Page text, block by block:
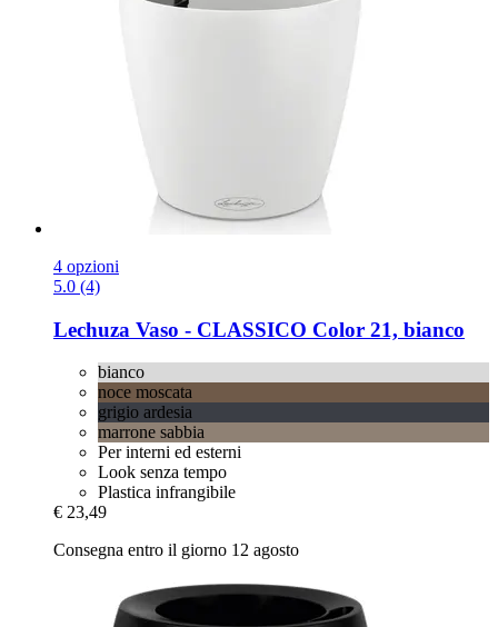
4 opzioni
5.0 (4)
Lechuza Vaso -​ CLASSICO Color 21, bianco
bianco
noce moscata
grigio ardesia
marrone sabbia
Per interni ed esterni
Look senza tempo
Plastica infrangibile
€ 23,49
Consegna entro il giorno 12 agosto